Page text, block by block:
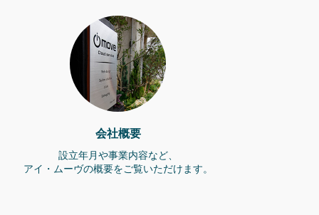
会社概要
設立年月や事業内容など、
アイ・ムーヴの概要をご覧いただけます。